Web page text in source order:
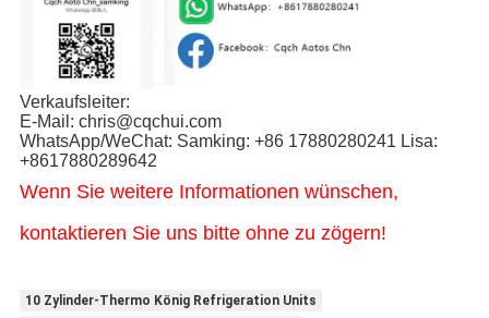
Verkaufsleiter:
E-Mail: chris@cqchui.com
WhatsApp/WeChat: Samking: +86 17880280241 Lisa:
+8617880289642
Wenn Sie weitere Informationen wünschen,
kontaktieren Sie uns bitte ohne zu zögern!
10 Zylinder-Thermo König Refrigeration Units